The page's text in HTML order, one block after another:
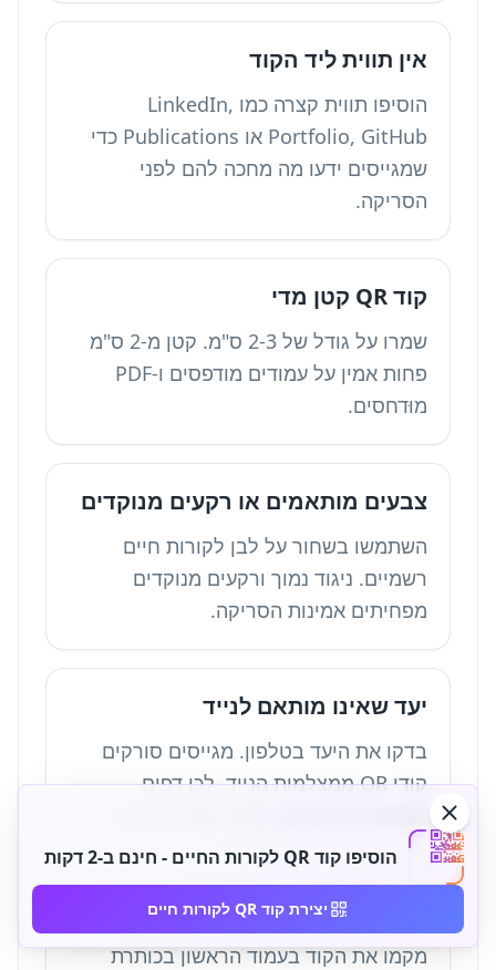
אין תווית ליד הקוד
הוסיפו תווית קצרה כמו LinkedIn,
Portfolio, GitHub או Publications כדי
שמגייסים ידעו מה מחכה להם לפני
הסריקה.
קוד QR קטן מדי
שמרו על גודל של 2-3 ס"מ. קטן מ-2 ס"מ
פחות אמין על עמודים מודפסים ו-PDF
מוּדחסים.
צבעים מותאמים או רקעים מנוקדים
השתמשו בשחור על לבן לקורות חיים
רשמיים. ניגוד נמוך ורקעים מנוקדים
מפחיתים אמינות הסריקה.
יעד שאינו מותאם לנייד
בדקו את היעד בטלפון. מגייסים סורקים
קודי QR ממצלמות הנייד, לכן דפים
מיקום בעמוד 2
מקמו את הקוד בעמוד הראשון בכותרת
הוסיפו קוד QR לקורות החיים - חינם ב-2 דקות
יצירת קוד QR לקורות חיים